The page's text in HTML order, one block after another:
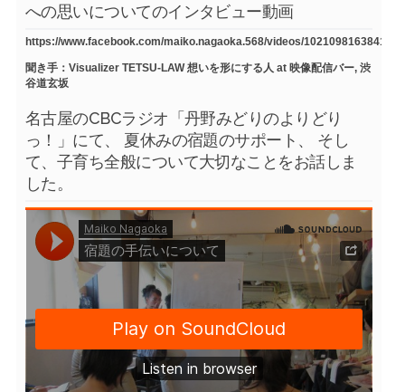
への思いについてのインタビュー動画
https://www.facebook.com/maiko.nagaoka.568/videos/
聞き手：Visualizer TETSU-LAW 想いを形にする人 at 映像配信バー, 渋
谷道玄坂
名古屋のCBCラジオ「丹野みどりのよりどり
っ！」にて、 夏休みの宿題のサポート、 そし
て、子育ち全般について大切なことをお話しま
した。